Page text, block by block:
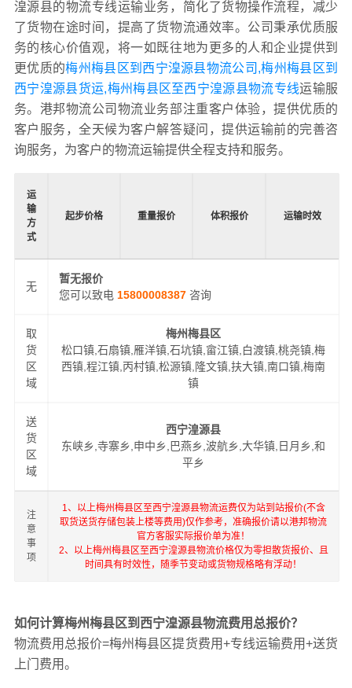
湟源县的物流专线运输业务，简化了货物操作流程，减少
了货物在途时间，提高了货物流通效率。公司秉承优质服
务的核心价值观，将一如既往地为更多的人和企业提供到
更优质的梅州梅县区到西宁湟源县物流公司,梅州梅县区到
西宁湟源县货运,梅州梅县区至西宁湟源县物流专线运输服
务。港邦物流公司物流业务部注重客户体验，提供优质的
客户服务，全天候为客户解答疑问，提供运输前的完善咨
询服务，为客户的物流运输提供全程支持和服务。
运
输
方
式
起步价格 重量报价 体积报价 运输时效
无
暂无报价
您可以致电 15800008387 咨询
取
货
区
域
梅州梅县区
松口镇,石扇镇,雁洋镇,石坑镇,畲江镇,白渡镇,桃尧镇,梅
西镇,程江镇,丙村镇,松源镇,隆文镇,扶大镇,南口镇,梅南
镇
送
货
区
域
西宁湟源县
东峡乡,寺寨乡,申中乡,巴燕乡,波航乡,大华镇,日月乡,和
平乡
注
意
事
项
1、以上梅州梅县区至西宁湟源县物流运费仅为站到站报价(不含
取货送货存储包装上楼等费用)仅作参考，准确报价请以港邦物流
官方客服实际报价单为准！
2、以上梅州梅县区至西宁湟源县物流价格仅为零担散货报价、且
时间具有时效性，随季节变动或货物规格略有浮动！
如何计算梅州梅县区到西宁湟源县物流费用总报价？
物流费用总报价=梅州梅县区提货费用+专线运输费用+送货
上门费用。